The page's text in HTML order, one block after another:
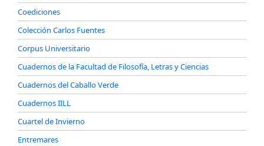
Coediciones
Colección Carlos Fuentes
Corpus Universitario
Cuadernos de la Facultad de Filosofía, Letras y Ciencias
Cuadernos del Caballo Verde
Cuadernos IILL
Cuartel de Invierno
Entremares